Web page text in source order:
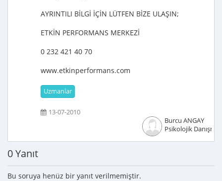
AYRINTILI BİLGİ İÇİN LÜTFEN BİZE ULAŞIN;
ETKİN PERFORMANS MERKEZİ
0 232 421 40 70
www.etkinperformans.com
Uzmanlar
13-07-2010
Burcu ANGAY
Psikolojik
0 Yanıt
Bu soruya henüz bir yanıt verilmemiştir.